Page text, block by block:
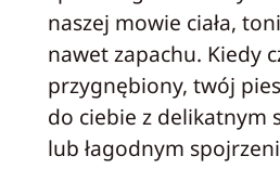
naszej mowie ciała,
nawet zapachu. Kiedy
przygnębiony, twój
do ciebie z delikatnym
lub łagodnym